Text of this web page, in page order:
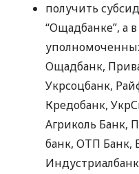
получить
“Ощадбанке”, а
Ощадбанк,
Укрсоцбанк,
Кредобанк,
Агриколь Банк,
банк, ОТП Банк,